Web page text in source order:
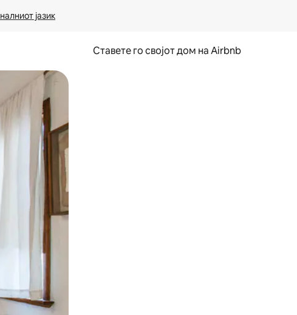
јазик
Ставете го својот дом на Airbnb
или со лизгање.